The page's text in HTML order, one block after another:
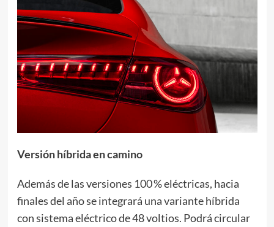
Versión híbrida en camino
Además de las versiones 100 % eléctricas, hacia
finales del año se integrará una variante híbrida
con sistema eléctrico de 48 voltios. Podrá circular